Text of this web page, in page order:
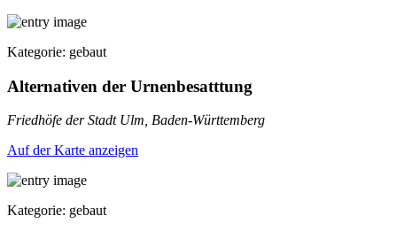
Kategorie: gebaut
Alternativen der Urnenbesatttung
Friedhöfe der Stadt Ulm, Baden-Württemberg
Auf der Karte anzeigen
Kategorie: gebaut